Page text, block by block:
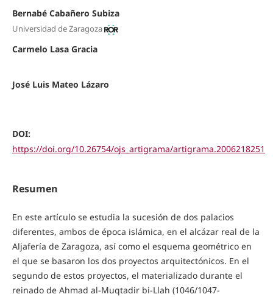
Bernabé Cabañero Subiza
Universidad de Zaragoza
Carmelo Lasa Gracia
José Luis Mateo Lázaro
DOI:
https://doi.org/10.26754/ojs_artigrama/artigrama.2006218251
Resumen
En este artículo se estudia la sucesión de dos palacios
diferentes, ambos de época islámica, en el alcázar real de la
Aljafería de Zaragoza, así como el esquema geométrico en
el que se basaron los dos proyectos arquitectónicos. En el
segundo de estos proyectos, el materializado durante el
reinado de Ahmad al-Muqtadir bi-Llah (1046/1047-